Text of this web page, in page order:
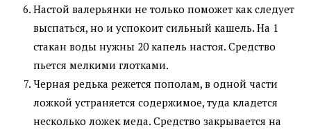
Настой валерьянки не только поможет как следует
выспаться, но и успокоит сильный кашель. На 1
стакан воды нужны 20 капель настоя. Средство
пьется мелкими глотками.
Черная редька режется пополам, в одной части
ложкой устраняется содержимое, туда кладется
несколько ложек меда. Средство закрывается на